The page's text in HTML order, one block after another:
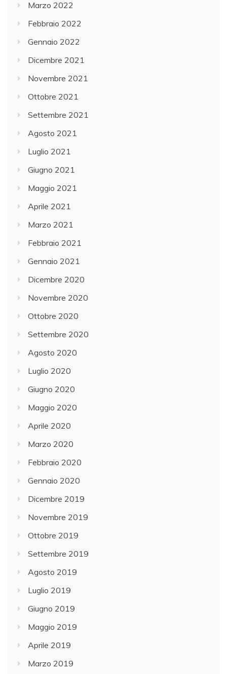
Marzo 2022
Febbraio 2022
Gennaio 2022
Dicembre 2021
Novembre 2021
Ottobre 2021
Settembre 2021
Agosto 2021
Luglio 2021
Giugno 2021
Maggio 2021
Aprile 2021
Marzo 2021
Febbraio 2021
Gennaio 2021
Dicembre 2020
Novembre 2020
Ottobre 2020
Settembre 2020
Agosto 2020
Luglio 2020
Giugno 2020
Maggio 2020
Aprile 2020
Marzo 2020
Febbraio 2020
Gennaio 2020
Dicembre 2019
Novembre 2019
Ottobre 2019
Settembre 2019
Agosto 2019
Luglio 2019
Giugno 2019
Maggio 2019
Aprile 2019
Marzo 2019